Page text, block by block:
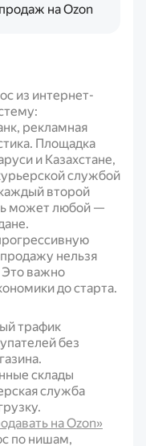
на Ozon
из интернет-
рекламная
Площадка
и Казахстане,
службой
второй
может любой —
нельзя
Это важно
до старта.
трафик
без
склады
служба
на Ozon»
по нишам,